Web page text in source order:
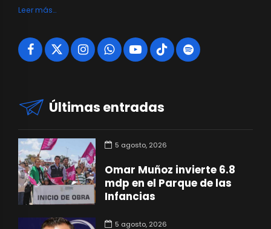
Leer más…
Últimas entradas
5 agosto, 2026
Omar Muñoz invierte 6.8
mdp en el Parque de las
Infancias
5 agosto, 2026